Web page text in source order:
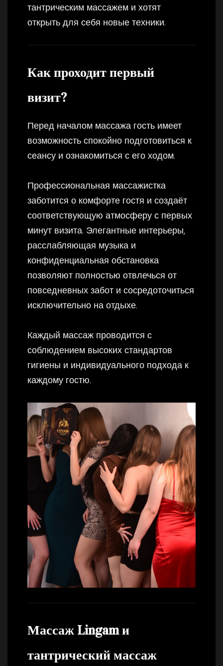
тантрическим массажем и хотят
открыть для себя новые техники.
Как проходит первый
визит?
Перед началом массажа гость имеет
возможность спокойно подготовиться к
сеансу и ознакомиться с его ходом.
Профессиональная массажистка
заботится о комфорте гостя и создаёт
соответствующую атмосферу с первых
минут визита. Элегантные интерьеры,
расслабляющая музыка и
конфиденциальная обстановка
позволяют полностью отвлечься от
повседневных забот и сосредоточиться
исключительно на отдыхе.
Каждый массаж проводится с
соблюдением высоких стандартов
гигиены и индивидуального подхода к
каждому гостю.
Массаж Lingam и
тантрический массаж